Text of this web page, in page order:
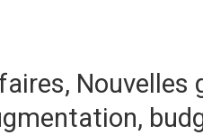
, Nouvelles
,